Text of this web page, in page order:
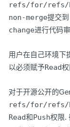
refs/for/refs/
non-merge提交到
change进行代码
用户在自己环境下
以必须赋予Read
对于开源公开的
refs/for/refs/
Read和Push权限.